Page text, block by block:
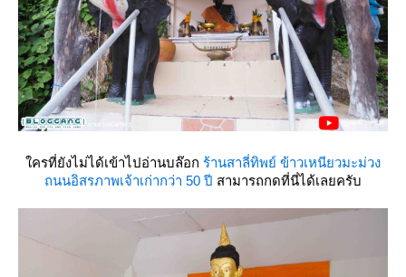
ครที่ยังไม่ได้เข้าไปอ่านบล๊อก ร้านสาลี่ทิพย์ ข้าวเหนียวมะม่วง
ถนนอิสรภาพเจ้าเก่ากว่า 50 ปี สามารถกดที่นี่ได้เลยครับ